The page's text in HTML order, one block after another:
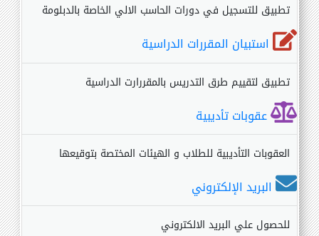
تطبيق للتسجيل في دورات الحاسب الالي الخاصة بالدبلومة
استبيان المقررات الدراسية
تطبيق لتقييم طرق التدريس بالمقررارت الدراسية
عقوبات تأديبية
العقوبات التأديبية للطلاب و الهيئات المختصة بتوقيعها
البريد الإلكتروني
للحصول علي البريد الالكتروني